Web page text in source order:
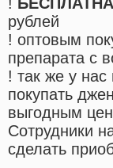
рублей
! оптовым
препарата с
! так же у
покупать
выгодным
Cотрудники
сделать